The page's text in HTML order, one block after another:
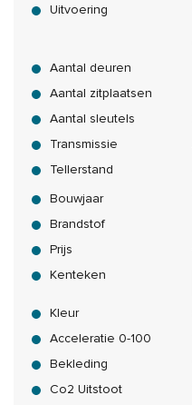
Uitvoering
Aantal deuren
Aantal zitplaatsen
Aantal sleutels
Transmissie
Tellerstand
Bouwjaar
Brandstof
Prijs
Kenteken
Kleur
Acceleratie 0-100
Bekleding
Co2 Uitstoot